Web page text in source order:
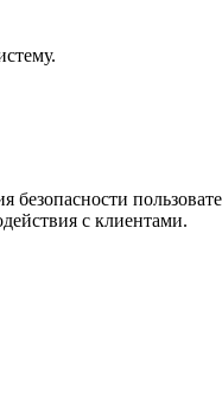
с клиентами.